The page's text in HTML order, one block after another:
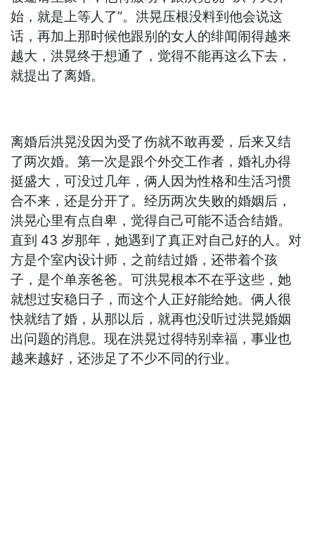
始，就是上等人了”。洪晃压根没料到他会说这
话，再加上那时候他跟别的女人的绯闻闹得越来
越大，洪晃终于想通了，觉得不能再这么下去，
就提出了离婚。
离婚后洪晃没因为受了伤就不敢再爱，后来又结
了两次婚。第一次是跟个外交工作者，婚礼办得
挺盛大，可没过几年，俩人因为性格和生活习惯
合不来，还是分开了。经历两次失败的婚姻后，
洪晃心里有点自卑，觉得自己可能不适合结婚。
直到 43 岁那年，她遇到了真正对自己好的人。对
方是个室内设计师，之前结过婚，还带着个孩
子，是个单亲爸爸。可洪晃根本不在乎这些，她
就想过安稳日子，而这个人正好能给她。俩人很
快就结了婚，从那以后，就再也没听过洪晃婚姻
出问题的消息。现在洪晃过得特别幸福，事业也
越来越好，还涉足了不少不同的行业。